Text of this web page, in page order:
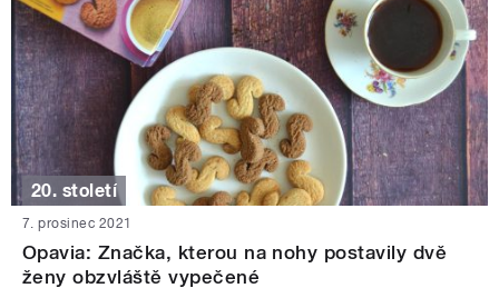
20. století
7. prosinec 2021
Opavia: Značka, kterou na nohy postavily dvě
ženy obzvláště vypečené